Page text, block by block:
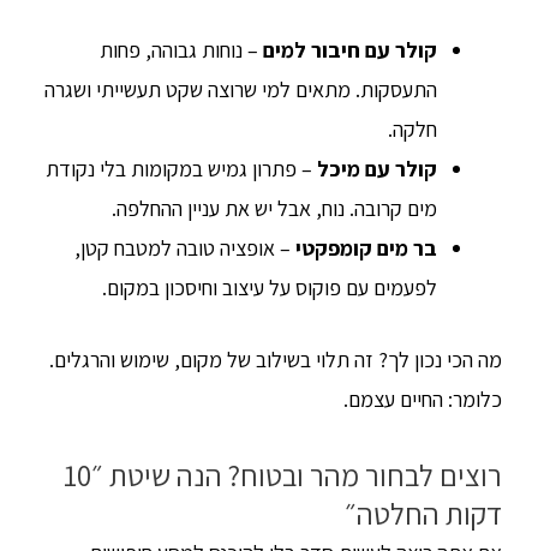
קולר עם חיבור למים – נוחות גבוהה, פחות
התעסקות. מתאים למי שרוצה שקט תעשייתי ושגרה
חלקה.
קולר עם מיכל – פתרון גמיש במקומות בלי נקודת
מים קרובה. נוח, אבל יש את עניין ההחלפה.
בר מים קומפקטי – אופציה טובה למטבח קטן,
לפעמים עם פוקוס על עיצוב וחיסכון במקום.
מה הכי נכון לך? זה תלוי בשילוב של מקום, שימוש והרגלים.
כלומר: החיים עצמם.
רוצים לבחור מהר ובטוח? הנה שיטת ״10
דקות החלטה״